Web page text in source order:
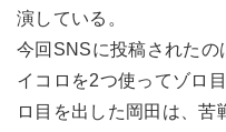
演している。
今回SNSに投稿されたの
イコロを2つ使ってゾロ
ロ目を出した岡田は、苦